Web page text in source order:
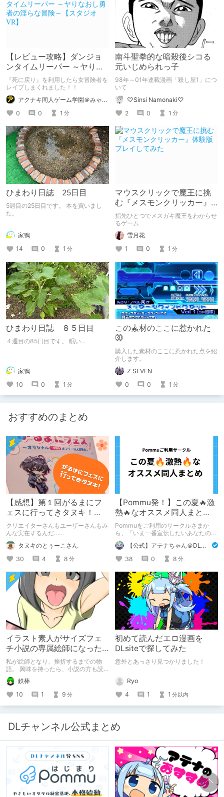
【レビュー攻略】ダンジョ
ンタイムリーパー ～ヤりな
おし勇者の淫らな冒険～
【スタジオVR】
『死に戻り』を利用したら女冒険者を
レイプしまくれました！！
アクナキ同人ゲーム学園＠みゃたろー
0
0 1 分
南斗聖拳的な暗殺後シコる
元いじめられっ子
98年～01年連載漫画「殺し屋1」につ
いて
♡Sinsi Namonaki♡
2
0 1 分
ひまわり日誌 25日目
5週目の25日目です。 本を買いまし
た。
家鴨
14
0 1 分
マウスクリックで魔王に挑
む『メスモンクリッカー』
体験版プレイしてみた
指先ひとつでメスガキ魔王をわからせ
るゲーム
雪月花
1
0 1 分
ひまわり日誌 ８５日目
４週目の85日目です。 眠い...
家鴨
10
0 1 分
この素材のここに惹かれた
㉚
購入した素材のここに惹かれた点を紹
介します。
Z SEVEN
0
0 1 分
おすすめのまとめ
【感想】第１回がるまにフ
ェスに行ってきタヌキ！
【レポ】
クリエイターさんもユーザーさんもみ
んな実在するんだ……
タヌキのとぅーこさん
30
4 8 分
【Pommu発！】この夏🔥激
熱🔥なオススメ同人まと
め！ その1
Pommuをご利用のサークルさまか
ら、「いま一番宣伝したいあなたの
DLsite作品」を募りました！ この夏
🔥激熱🔥な作品ばかり！あなたがまだ
出会っていない、運命の作品が見つか
るかも！
【公式】アテナちゃん＠DLチャンネル
38
0 8 分
イラスト素人がサイズフェ
チ小説の専属絵師になった
お話
私が絵師となり、挫折するまでの物
語。 興味を持ったら、小説の方も読
んで欲しいなって感じ 私の絵を使っ
てくれてる小説書きさんのページＵＲ
Ｌ
https://www.pixiv.net/users/341489
73/novels?p=1
鉄棒
10
1 9 分
初めて読んだエロ漫画を
DLsiteで探してみた
意外とあっさり見つかりました！
Ryo
4
1 1 分以内
DLチャンネル公式まとめ